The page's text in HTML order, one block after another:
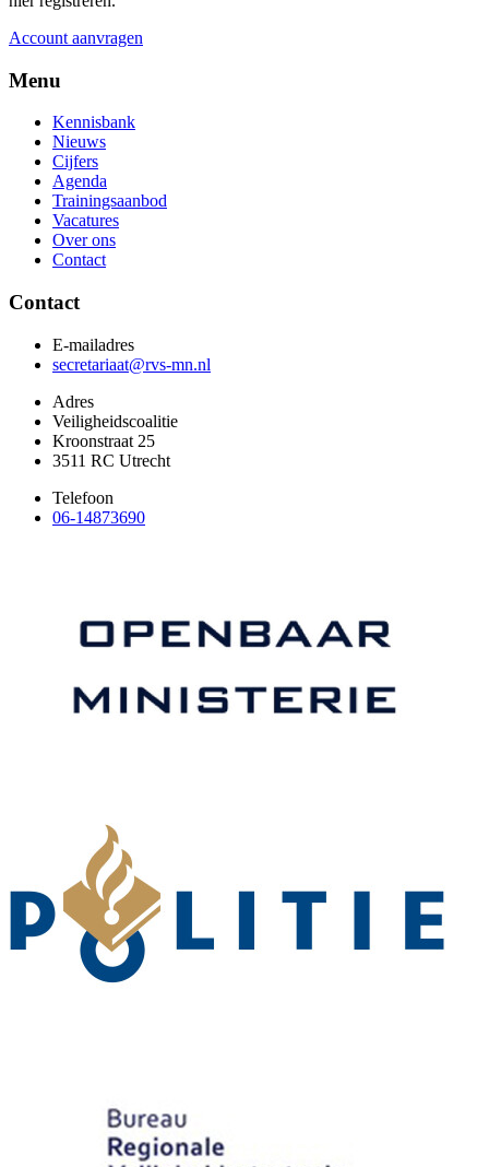
Account aanvragen
Menu
Kennisbank
Nieuws
Cijfers
Agenda
Trainingsaanbod
Vacatures
Over ons
Contact
Contact
E-mailadres
secretariaat@rvs-mn.nl
Adres
Veiligheidscoalitie
Kroonstraat 25
3511 RC Utrecht
Telefoon
06-14873690